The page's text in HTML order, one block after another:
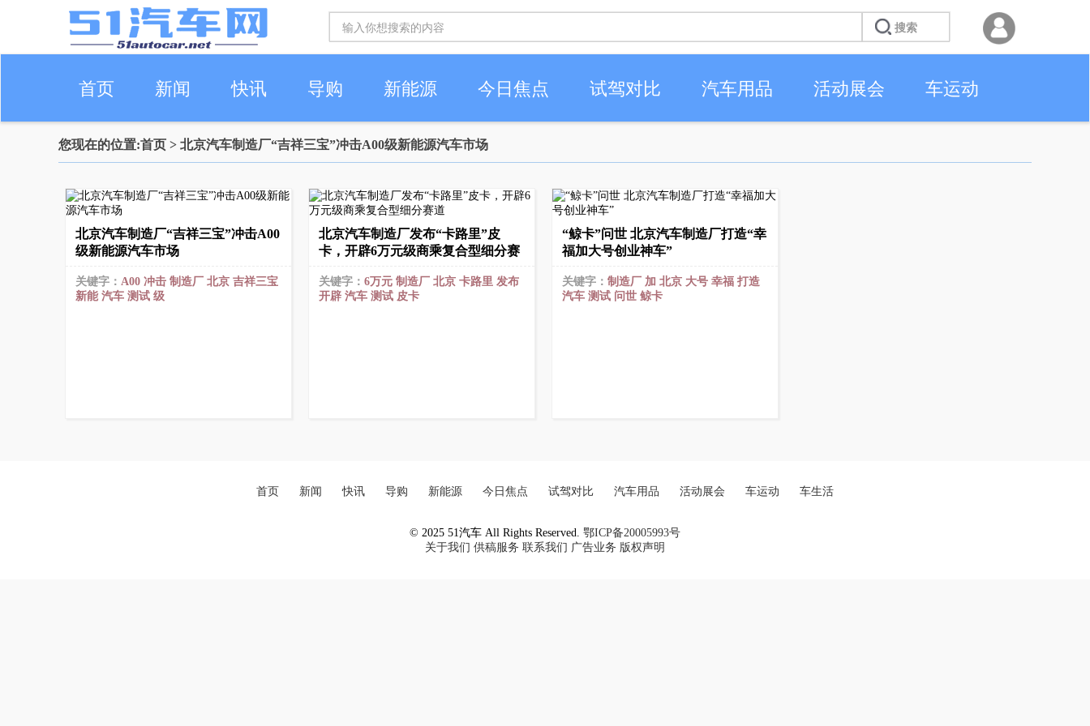
首页 新闻 快讯 导购 新能源 今日焦点 试驾对比 汽车用品 活动展会 车运动
车生活
您现在的位置:首页 > 北京汽车制造厂“吉祥三宝”冲击A00级新能源汽车市场
北京汽车制造厂“吉祥三宝”冲击A00
级新能源汽车市场
关键字： A00 冲击 制造厂 北京 吉祥三宝
新能 汽车 测试 级
北京汽车制造厂发布“卡路里”皮
卡，开辟6万元级商乘复合型细分赛
关键字： 6万元 制造厂 北京 卡路里 发布
开辟 汽车 测试 皮卡
“鲸卡”问世 北京汽车制造厂打造“幸
福加大号创业神车”
关键字： 制造厂 加 北京 大号 幸福 打造
汽车 测试 问世 鲸卡
首页 新闻 快讯 导购 新能源 今日焦点 试驾对比 汽车用品 活动展会 车运动 车生活
© 2025 51汽车 All Rights Reserved. 鄂ICP备20005993号
关于我们 供稿服务 联系我们 广告业务 版权声明